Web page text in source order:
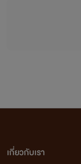
เกี่ยวกับเรา